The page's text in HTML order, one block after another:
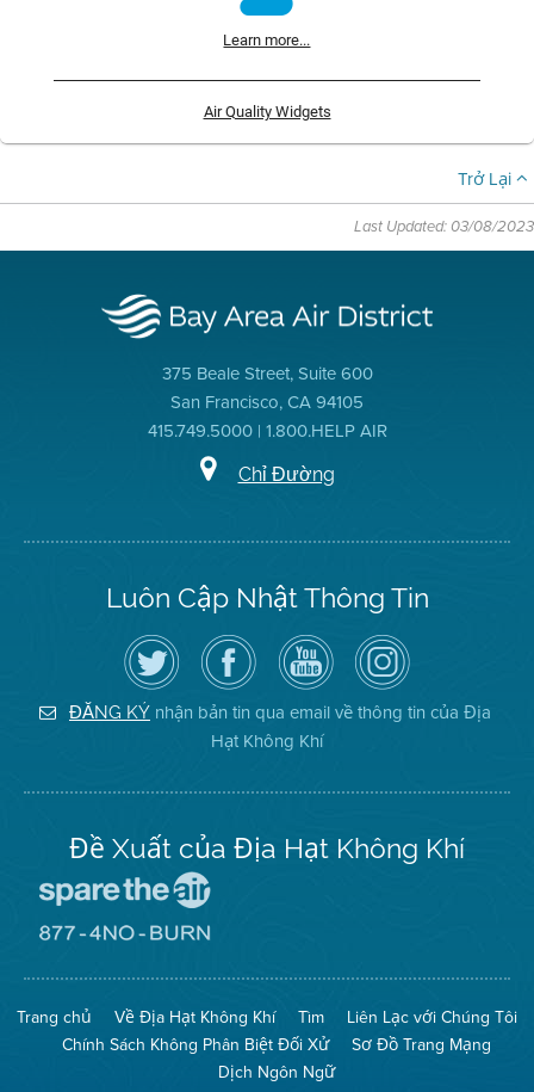
Learn more...
Air Quality Widgets
Trở Lại
Last Updated: 03/08/2023
375 Beale Street, Suite 600
San Francisco, CA 94105
415.749.5000 | 1.800.HELP AIR
Chỉ Đường
Luôn Cập Nhật Thông Tin
Hãy
theo
dõi
Địa
Hạt
Không
Truy
cập
Trang
Facebook
của
Địa
Hạt
Kênh
YouTube
của
Địa
Hạt
Không
Khí
Air
District
on
Instagram
ĐĂNG KÝ nhận bản tin qua email về thông tin của Địa
Hạt Không Khí
Đề Xuất của Địa Hạt Không Khí
The
(Bảo
Toàn
Không
Khí)
Mạng
No
Burn
(Không
Đốt)
Trang chủ Về Địa Hạt Không Khí Tìm
Liên Lạc với Chúng Tôi
Chính Sách Không Phân Biệt Đối Xử
Sơ Đồ Trang Mạng
Dịch Ngôn Ngữ